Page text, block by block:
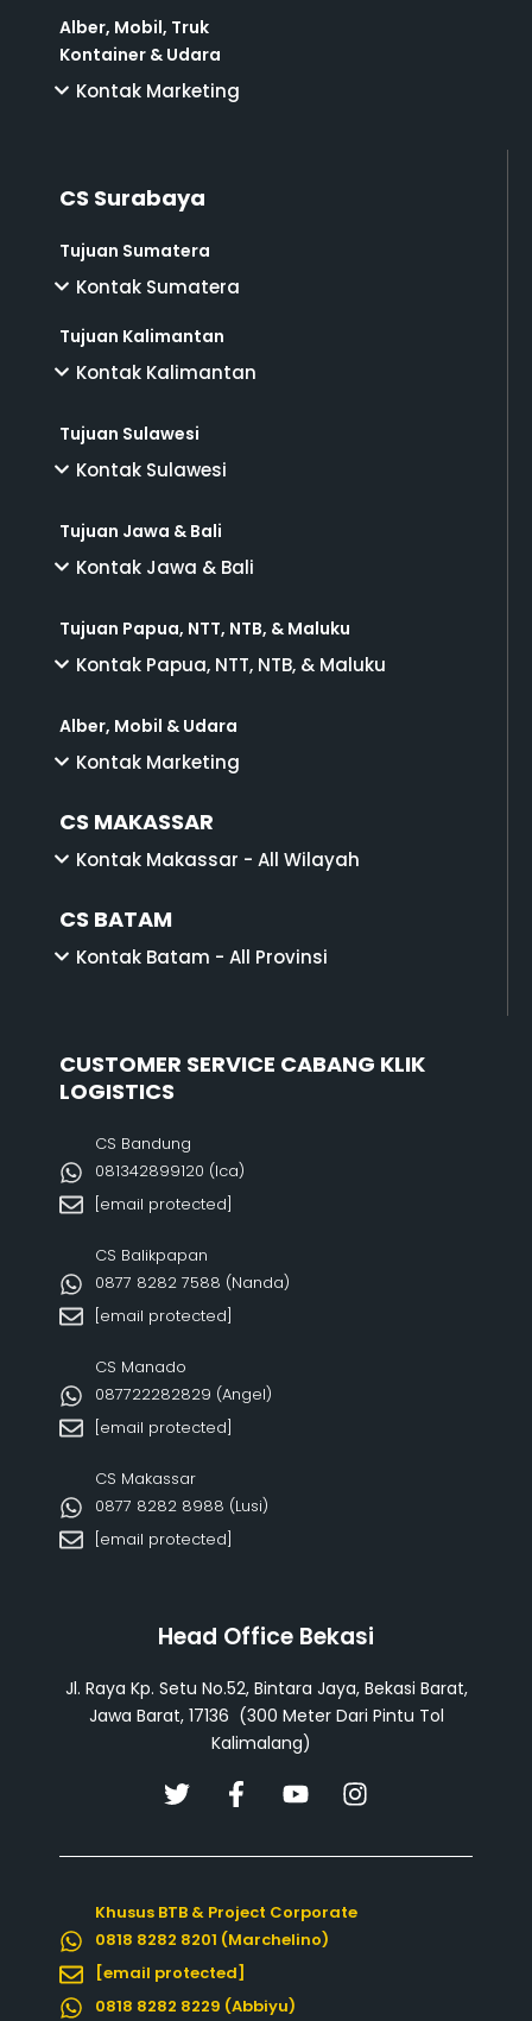
Alber, Mobil, Truk
Kontainer & Udara
Kontak Marketing
CS Surabaya
Tujuan Sumatera
Kontak Sumatera
Tujuan Kalimantan
Kontak Kalimantan
Tujuan Sulawesi
Kontak Sulawesi
Tujuan Jawa & Bali
Kontak Jawa & Bali
Tujuan Papua, NTT, NTB, & Maluku
Kontak Papua, NTT, NTB, & Maluku
Alber, Mobil & Udara
Kontak Marketing
CS MAKASSAR
Kontak Makassar - All Wilayah
CS BATAM
Kontak Batam - All Provinsi
CUSTOMER SERVICE CABANG KLIK
LOGISTICS
CS Bandung
081342899120‬ (Ica)
[email protected]
CS Balikpapan
0877 8282 7588 (Nanda)
[email protected]
CS Manado
087722282829 (Angel)
[email protected]
CS Makassar
0877 8282 8988 (Lusi)
[email protected]
Head Office Bekasi
Jl. Raya Kp. Setu No.52, Bintara Jaya, Bekasi Barat,
Jawa Barat, 17136 (300 Meter Dari Pintu Tol
Kalimalang)
T
e
r
F
o
o
k
-
Y
b
e
I
g
Khusus BTB & Project Corporate
0818 8282 8201 (Marchelino)
[email protected]
0818 8282 8229 (Abbiyu)